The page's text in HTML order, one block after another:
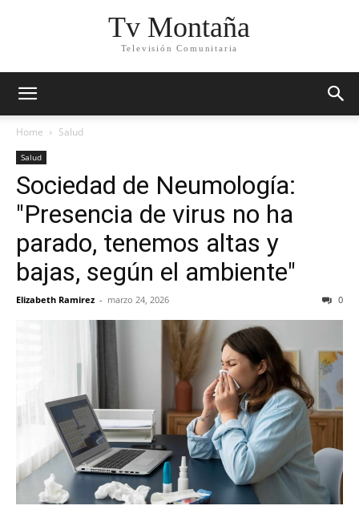
Tv Montaña
Televisión Comunitaria
Home Salud
Salud
Sociedad de Neumología:
"Presencia de virus no ha
parado, tenemos altas y
bajas, según el ambiente"
Elizabeth Ramirez - marzo 24, 2026 0